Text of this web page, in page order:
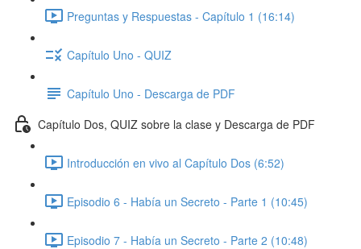
Preguntas y Respuestas - Capítulo 1 (16:14)
Capítulo Uno - QUIZ
Capítulo Uno - Descarga de PDF
Capítulo Dos, QUIZ sobre la clase y Descarga de PDF
Introducción en vivo al Capítulo Dos (6:52)
Episodio 6 - Había un Secreto - Parte 1 (10:45)
Episodio 7 - Había un Secreto - Parte 2 (10:48)